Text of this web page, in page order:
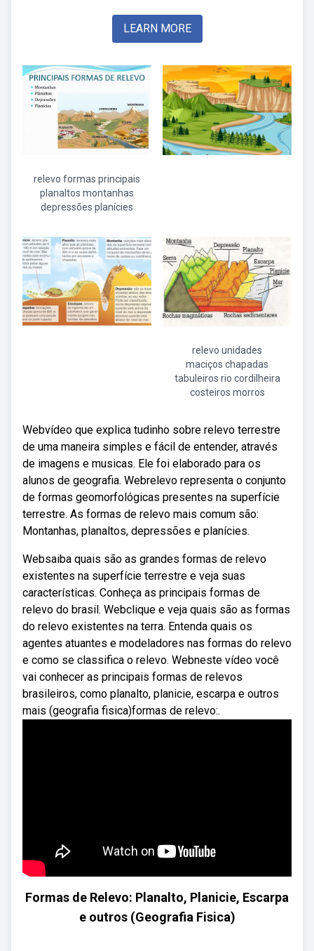
LEARN MORE
relevo formas principais
planaltos montanhas
depressões planícies
relevo unidades
maciços chapadas
tabuleiros rio cordilheira
costeiros morros
Webvídeo que explica tudinho sobre relevo terrestre
de uma maneira simples e fácil de entender, através
de imagens e musicas. Ele foi elaborado para os
alunos de geografia. Webrelevo representa o conjunto
de formas geomorfológicas presentes na superfície
terrestre. As formas de relevo mais comum são:
Montanhas, planaltos, depressões e planícies.
Websaiba quais são as grandes formas de relevo
existentes na superfície terrestre e veja suas
características. Conheça as principais formas de
relevo do brasil. Webclique e veja quais são as formas
do relevo existentes na terra. Entenda quais os
agentes atuantes e modeladores nas formas do relevo
e como se classifica o relevo. Webneste vídeo você
vai conhecer as principais formas de relevos
brasileiros, como planalto, planicie, escarpa e outros
mais (geografia fisica)formas de relevo:.
Formas de Relevo: Planalto, Planicie, Escarpa
e outros (Geografia Fisica)